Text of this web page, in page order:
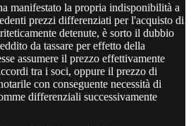
manifestato la propria indisponibilità a
prezzi differenziati per l'acquisto di
detenute, è sorto il dubbio
da tassare per effetto della
assumere il prezzo effettivamente
tra i soci, oppure il prezzo di
con conseguente necessità di
differenziali successivamente